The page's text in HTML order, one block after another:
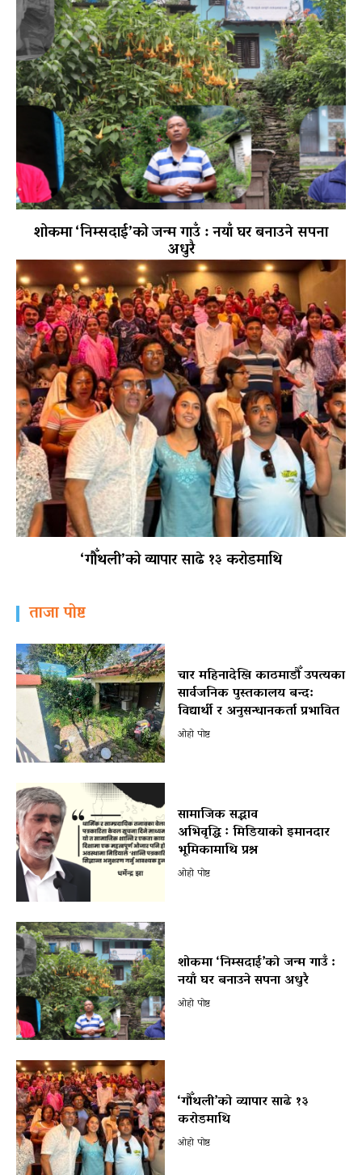
शोकमा ‘निम्सदाई’को जन्म गाउँ : नयाँ घर बनाउने सपना
अधुरै
‘गौँथली’को व्यापार साढे १३ करोडमाथि
ताजा पोष्ट
चार महिनादेखि काठमाडौँ उपत्यका
सार्वजनिक पुस्तकालय बन्द:
विद्यार्थी र अनुसन्धानकर्ता प्रभावित
ओहो पोष्ट
सामाजिक सद्भाव
अभिवृद्धि ः मिडियाको इमानदार
भूमिकामाथि प्रश्न
ओहो पोष्ट
शोकमा ‘निम्सदाई’को जन्म गाउँ :
नयाँ घर बनाउने सपना अधुरै
ओहो पोष्ट
‘गौँथली’को व्यापार साढे १३
करोडमाथि
ओहो पोष्ट